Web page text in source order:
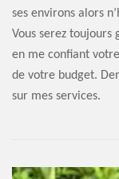
ses environs alors
Vous serez toujours
en me confiant
de votre budget.
sur mes services.